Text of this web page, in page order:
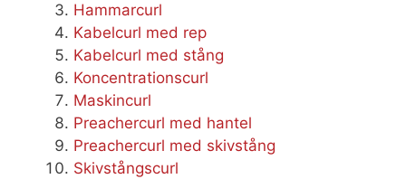
Hammarcurl
Kabelcurl med rep
Kabelcurl med stång
Koncentrationscurl
Maskincurl
Preachercurl med hantel
Preachercurl med skivstång
Skivstångscurl